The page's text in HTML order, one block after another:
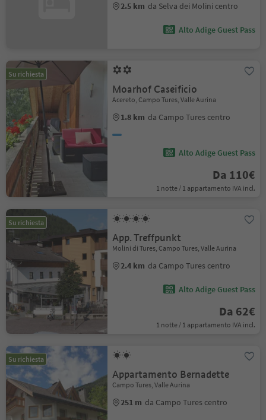
2.5 km da Selva dei Molini centro
Alto Adige Guest Pass
Su richiesta
Moarhof Caseificio
Acereto, Campo Tures, Valle Aurina
1.8 km da Campo Tures centro
Alto Adige Guest Pass
Da 110€
1 notte / 1 appartamento IVA incl.
Su richiesta
App. Treffpunkt
Molini di Tures, Campo Tures, Valle Aurina
2.4 km da Campo Tures centro
Alto Adige Guest Pass
Da 62€
1 notte / 1 appartamento IVA incl.
Su richiesta
Appartamento Bernadette
Campo Tures, Valle Aurina
251 m da Campo Tures centro